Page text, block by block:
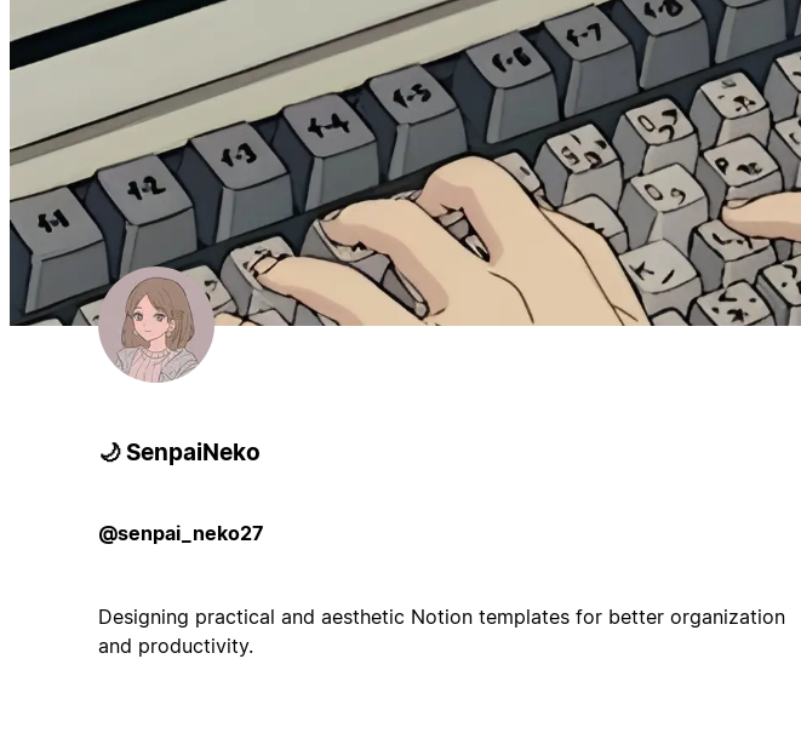
🌙 SenpaiNeko
@senpai_neko27
Designing practical and aesthetic Notion templates for better organization
and productivity.